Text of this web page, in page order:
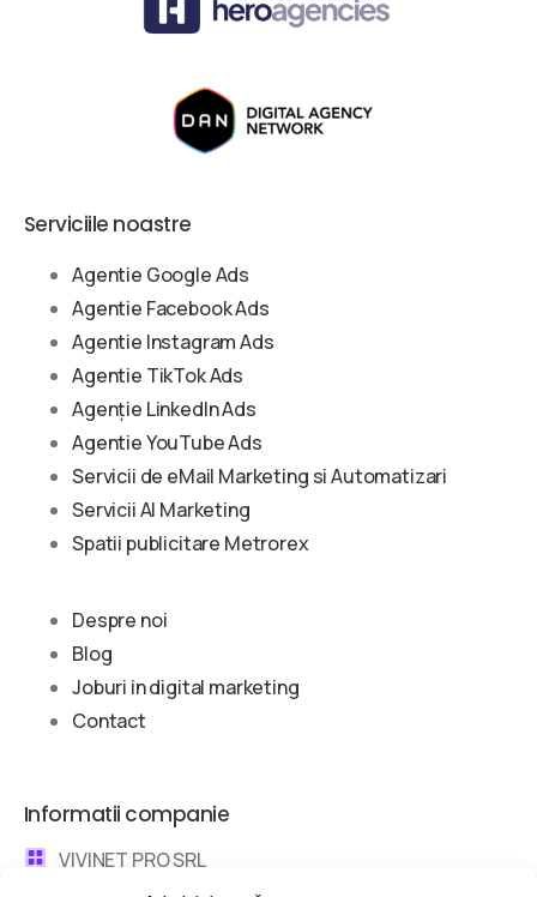
Serviciile noastre
Agentie Google Ads
Agentie Facebook Ads
Agentie Instagram Ads
Agentie TikTok Ads
Agenție LinkedIn Ads
Agentie YouTube Ads
Servicii de eMail Marketing si Automatizari
Servicii AI Marketing
Spatii publicitare Metrorex
Despre noi
Blog
Joburi in digital marketing
Contact
Informatii companie
VIVINET PRO SRL